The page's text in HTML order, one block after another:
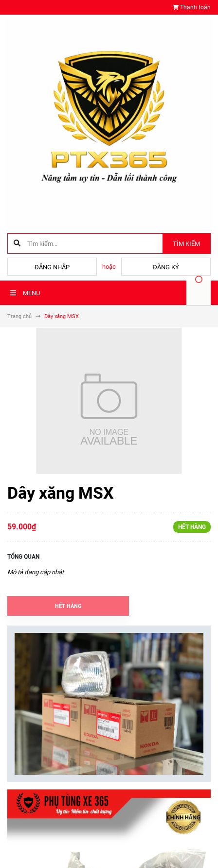
Thanh toán
TÌM KIẾM
ĐĂNG NHẬP hoặc ĐĂNG KÝ
MENU
Trang chủ Dây xăng MSX
Dây xăng MSX
59.000₫ HẾT HÀNG
TỔNG QUAN
Mô tả đang cập nhật
HẾT HÀNG